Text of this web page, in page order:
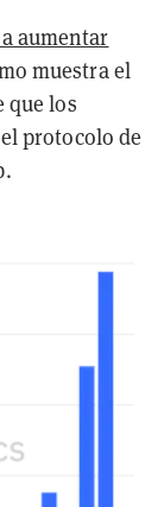
aumentar
muestra el
que los
protocolo de